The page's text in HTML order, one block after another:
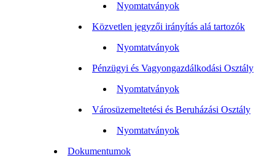
Nyomtatványok
Közvetlen jegyzői irányítás alá tartozók
Nyomtatványok
Pénzügyi és Vagyongazdálkodási Osztály
Nyomtatványok
Városüzemeltetési és Beruházási Osztály
Nyomtatványok
Dokumentumok